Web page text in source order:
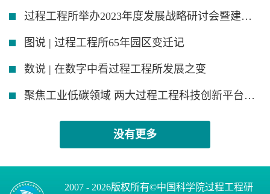
过程工程所举办2023年度发展战略研讨会暨建所65周年学术论坛
图说 | 过程工程所65年园区变迁记
数说 | 在数字中看过程工程所发展之变
聚焦工业低碳领域 两大过程工程科技创新平台落成
没有更多
2007 - 2026版权所有©中国科学院过程工程研